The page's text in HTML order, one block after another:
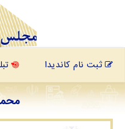
ثبت نام کاندیدا